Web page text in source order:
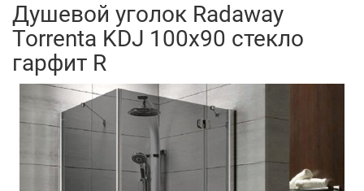
Душевой уголок Radaway
Torrenta KDJ 100x90 стекло
гарфит R